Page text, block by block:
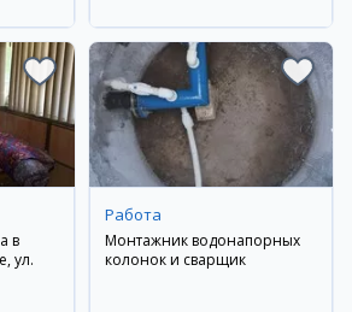
в
ул.
Работа
Монтажник водонапорных
колонок и сварщик